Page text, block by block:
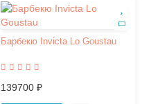
Барбекю Invicta Lo Goustau
139700 ₽